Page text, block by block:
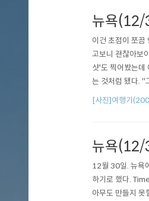
뉴욕
이건 초점이 쪼끔
고보니 괜찮아보
샷'도 찍어봤는데
는 것처럼 됐다. "
들이라 그런지 .
[사진]여행기
뉴욕
12월 30일. 뉴욕
하기로 했다.
아무도 만들지